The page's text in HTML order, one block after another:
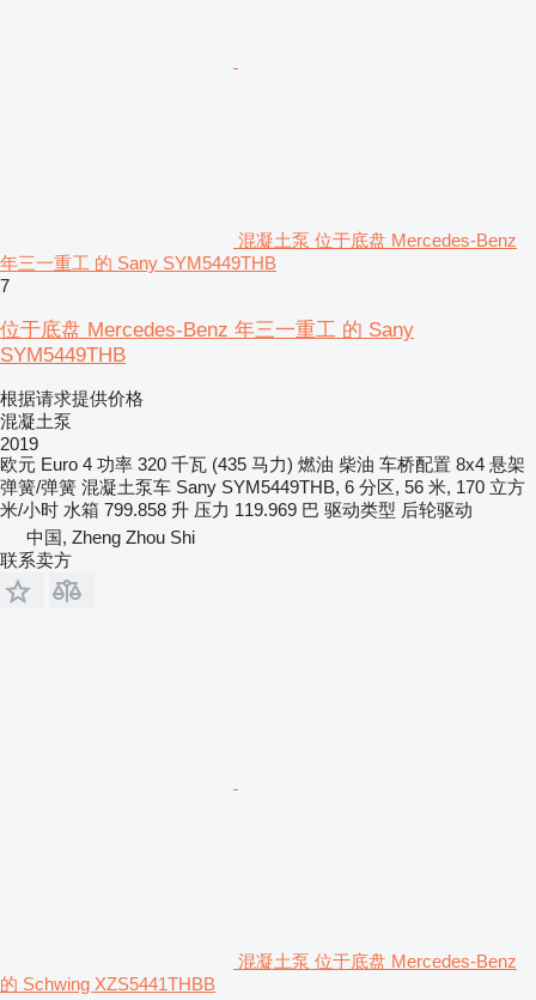
混凝土泵 位于底盘 Mercedes-Benz
年三一重工 的 Sany SYM5449THB
7
位于底盘 Mercedes-Benz 年三一重工 的 Sany
SYM5449THB
根据请求提供价格
混凝土泵
2019
欧元 Euro 4 功率 320 千瓦 (435 马力) 燃油 柴油 车桥配置 8x4 悬架
弹簧/弹簧 混凝土泵车 Sany SYM5449THB, 6 分区, 56 米, 170 立方
米/小时 水箱 799.858 升 压力 119.969 巴 驱动类型 后轮驱动
中国, Zheng Zhou Shi
联系卖方
混凝土泵 位于底盘 Mercedes-Benz
的 Schwing XZS5441THBB